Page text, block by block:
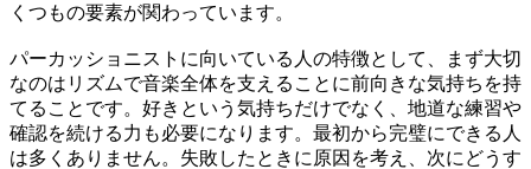
くつもの要素が関わっています。
パーカッショニストに向いている人の特徴として、まず大切
なのはリズムで音楽全体を支えることに前向きな気持ちを持
てることです。好きという気持ちだけでなく、地道な練習や
確認を続ける力も必要になります。最初から完璧にできる人
は多くありません。失敗したときに原因を考え、次にどうす